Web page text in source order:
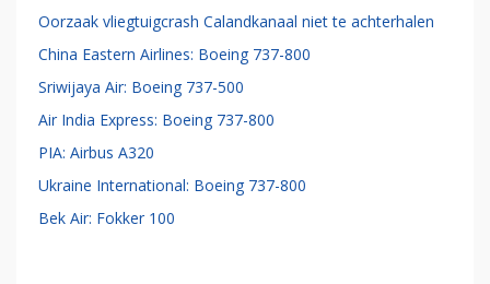
Oorzaak vliegtuigcrash Calandkanaal niet te achterhalen
China Eastern Airlines: Boeing 737-800
Sriwijaya Air: Boeing 737-500
Air India Express: Boeing 737-800
PIA: Airbus A320
Ukraine International: Boeing 737-800
Bek Air: Fokker 100